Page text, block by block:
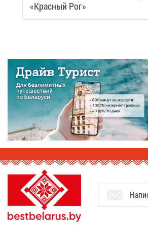
«Крас­ный Рог»